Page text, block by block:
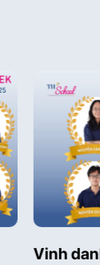
Vinh